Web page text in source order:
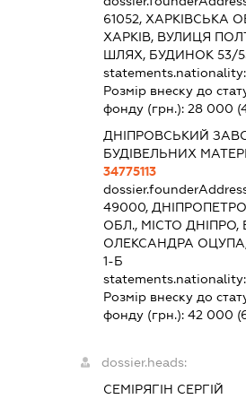
61052, ХАРКІВСЬКА
ХАРКІВ, ВУЛИЦЯ
ШЛЯХ, БУДИНОК 53/
Розмір внеску до
фонду (грн.):28 000
ДНІПРОВСЬКИЙ
БУДІВЕЛЬНИХ
34775113
49000,
ОБЛ., МІСТО ДНІПРО,
ОЛЕКСАНДРА
1-Б
Розмір внеску до
фонду (грн.):42 000
dossier.heads:
СЕМІРЯГІН СЕРГІЙ